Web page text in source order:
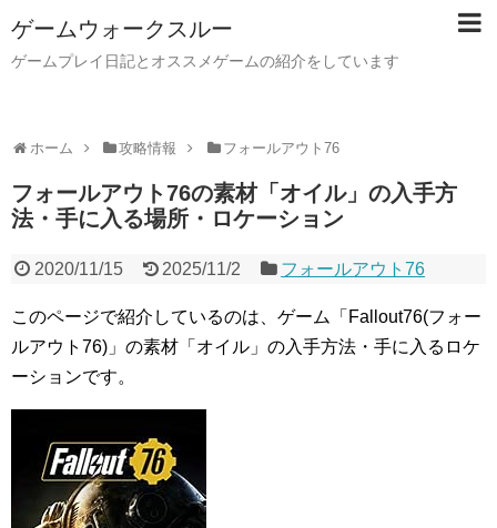
ゲームウォークスルー
ゲームプレイ日記とオススメゲームの紹介をしています
ホーム 攻略情報 フォールアウト76
フォールアウト76の素材「オイル」の入手方
法・手に入る場所・ロケーション
2020/11/15 2025/11/2 フォールアウト76
このページで紹介しているのは、ゲーム「Fallout76(フォー
ルアウト76)」の素材「オイル」の入手方法・手に入るロケ
ーションです。